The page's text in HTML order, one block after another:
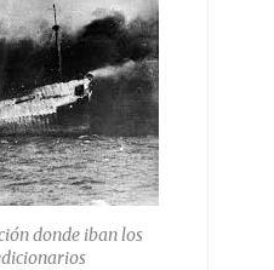
donde iban los